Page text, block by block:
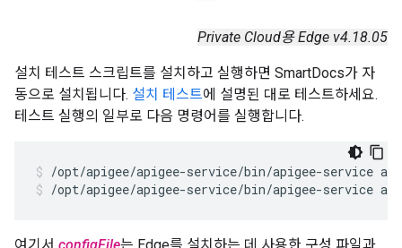
Private Cloud용 Edge v4.18.05
설치 테스트 스크립트를 설치하고 실행하면 SmartDocs가 자
동으로 설치됩니다. 설치 테스트에 설명된 대로 테스트하세요.
테스트 실행의 일부로 다음 명령어를 실행합니다.
/opt/apigee/apigee-service/bin/apigee-service